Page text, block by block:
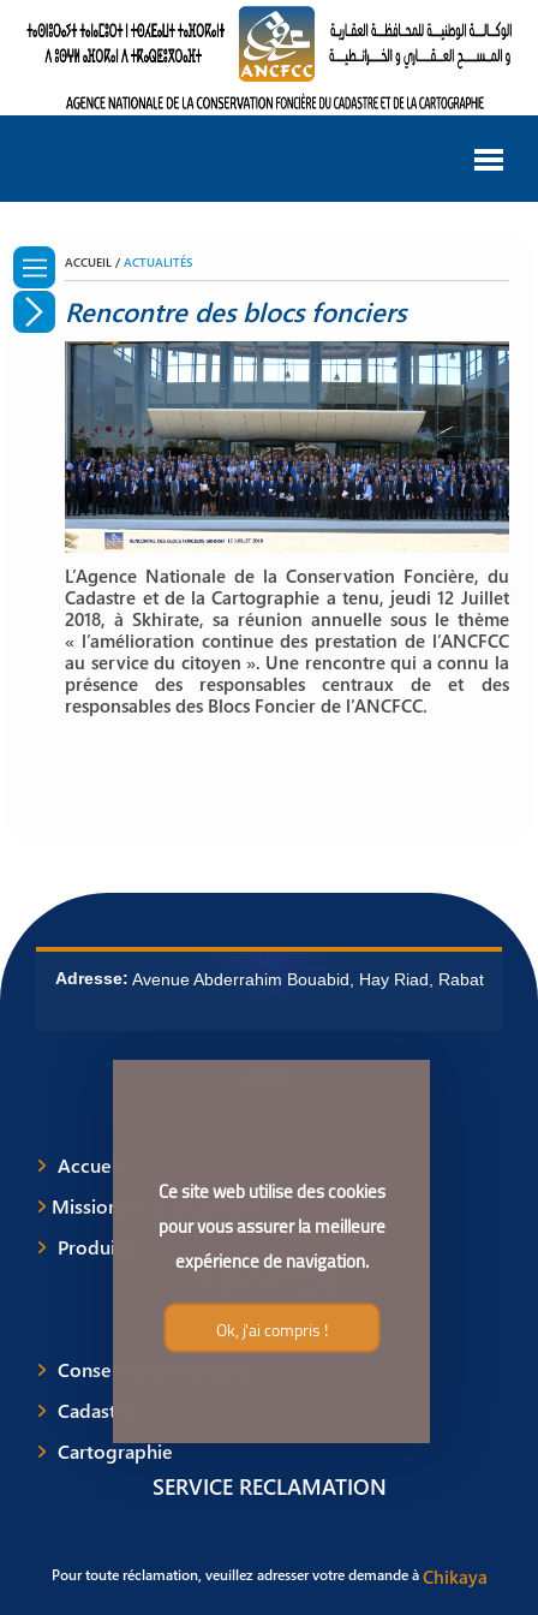
ACCUEIL /ACTUALITÉS
Rencontre des blocs fonciers
L’Agence Nationale de la Conservation Foncière, du
Cadastre et de la Cartographie a tenu, jeudi 12 Juillet
2018, à Skhirate, sa réunion annuelle sous le thème
« l’amélioration continue des prestation de l’ANCFCC
au service du citoyen ». Une rencontre qui a connu la
présence des responsables centraux de et des
responsables des Blocs Foncier de l’ANCFCC.
Adresse: Avenue Abderrahim Bouabid, Hay Riad, Rabat
Accueil
Missions et attributions
Produits
Conservation foncière
Cadastre
Cartographie
SERVICE RECLAMATION
Pour toute réclamation, veuillez adresser votre demande àChikaya
Ce site web utilise des cookies
pour vous assurer la meilleure
expérience de navigation.
Ok, j'ai compris !